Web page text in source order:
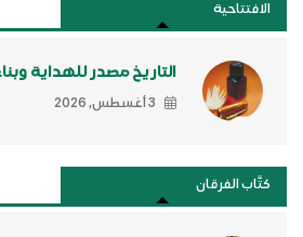
الافتتاحية
التاريخ مصدر للهداية
3 أغسطس, 2026
كتَّاب الفرقان